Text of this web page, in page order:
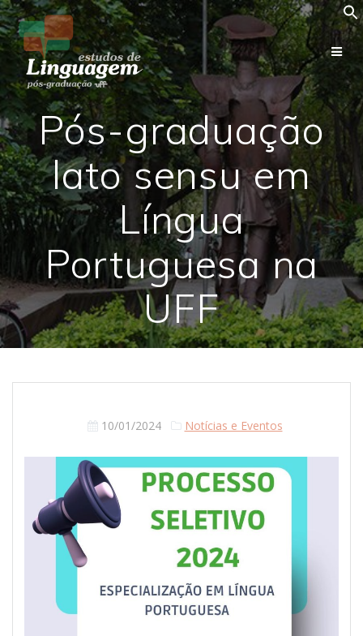
Skip
content
Pós-graduação
lato sensu em
Língua
Portuguesa na
UFF
10/01/2024 Notícias e Eventos